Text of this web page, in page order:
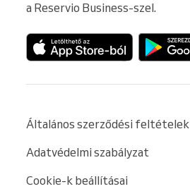
a Reservio Business-szel.
Általános szerződési feltételek
Adatvédelmi szabályzat
Cookie-k beállításai